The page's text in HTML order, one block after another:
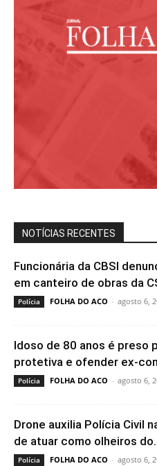
NOTÍCIAS RECENTES
Funcionária da CBSI
em canteiro de obras da
Polícia FOLHA DO ACO - agosto 6,
Idoso de 80 anos é preso
protetiva e ofender ex-
Polícia FOLHA DO ACO - agosto 6,
Drone auxilia Polícia Civil
de atuar como olheiros
Polícia FOLHA DO ACO - agosto 6,